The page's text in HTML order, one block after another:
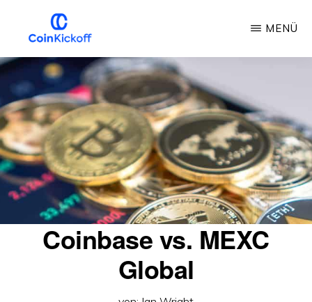
Hauptinhalt
springen
MÜNZANSTOSS
MENÜ
Coinbase vs. MEXC
Global